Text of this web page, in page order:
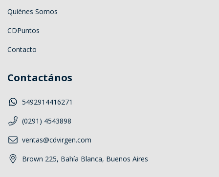
Quiénes Somos
CDPuntos
Contacto
Contactános
5492914416271
(0291) 4543898
ventas@cdvirgen.com
Brown 225, Bahía Blanca, Buenos Aires